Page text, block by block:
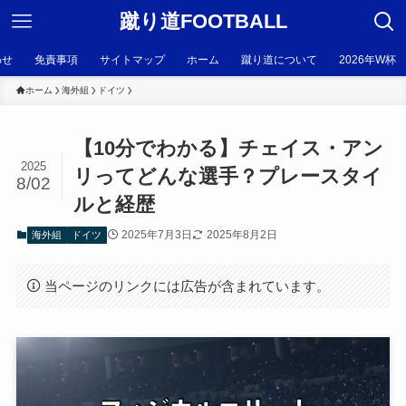
蹴り道FOOTBALL
免責事項 サイトマップ ホーム 蹴り道について 2026年W杯
ホーム 海外組 ドイツ
【10分でわかる】チェイス・アン
リってどんな選手？プレースタイ
ルと経歴
2025
8/02
海外組 ドイツ 2025年7月3日 2025年8月2日
当ページのリンクには広告が含まれています。